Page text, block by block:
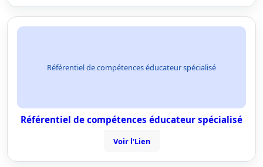
Référentiel de compétences éducateur spécialisé
Référentiel de compétences éducateur spécialisé
Voir l'Lien